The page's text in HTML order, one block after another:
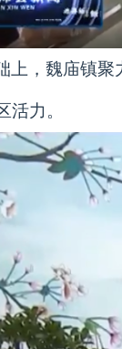
上，魏庙镇
活力。